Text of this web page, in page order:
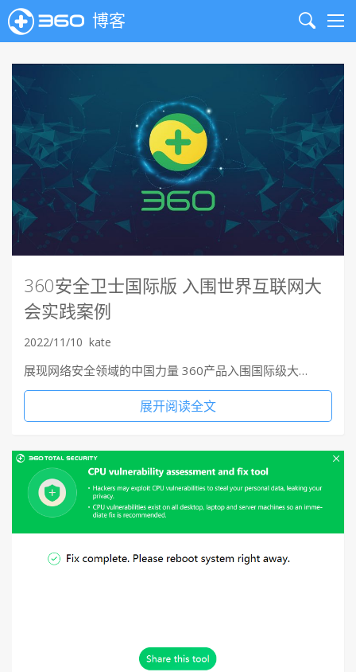
博客
Search
360安全卫士国际版 入围世界互联网大
会实践案例
2022/11/10 kate
展现网络安全领域的中国力量 360产品入围国际级大…
展开阅读全文